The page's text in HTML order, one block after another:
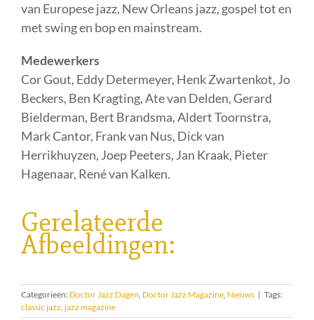
van Europese jazz, New Orleans jazz, gospel tot en
met swing en bop en mainstream.
Medewerkers
Cor Gout, Eddy Determeyer, Henk Zwartenkot, Jo
Beckers, Ben Kragting, Ate van Delden, Gerard
Bielderman, Bert Brandsma, Aldert Toornstra,
Mark Cantor, Frank van Nus, Dick van
Herrikhuyzen, Joep Peeters, Jan Kraak, Pieter
Hagenaar, René van Kalken.
Gerelateerde
Afbeeldingen:
Categorieën: Doctor Jazz Dagen, Doctor Jazz Magazine, Nieuws | Tags:
classic jazz, jazz magazine